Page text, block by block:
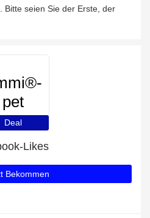
Bitte seien Sie der Erste, der
pet
Deal
Likes
Bekommen